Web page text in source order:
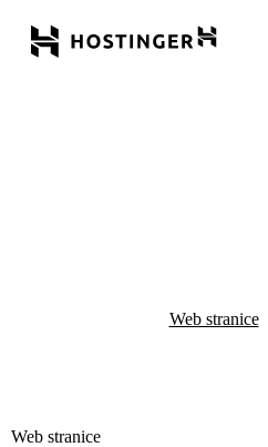
Web stranice
Web stranice